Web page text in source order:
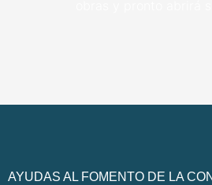
AYUDAS AL FOMENTO DE LA